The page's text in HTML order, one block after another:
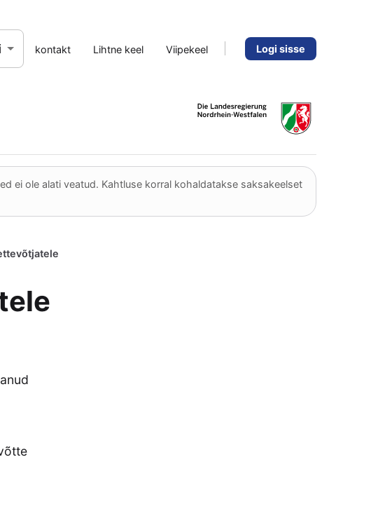
kontakt Lihtne keel Viipekeel Logi sisse
ei ole alati veatud. Kahtluse korral kohaldatakse saksakeelset